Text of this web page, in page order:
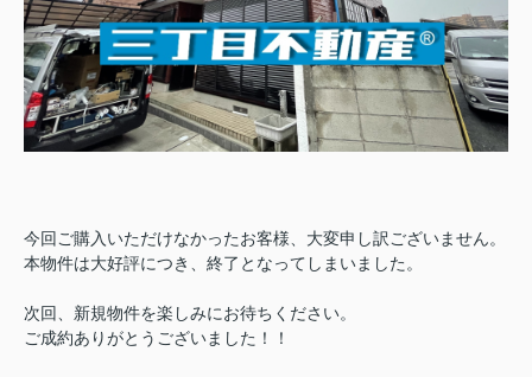
今回ご購入いただけなかったお客様、大変申し訳ございません。
本物件は大好評につき、終了となってしまいました。
次回、新規物件を楽しみにお待ちください。
ご成約ありがとうございました！！